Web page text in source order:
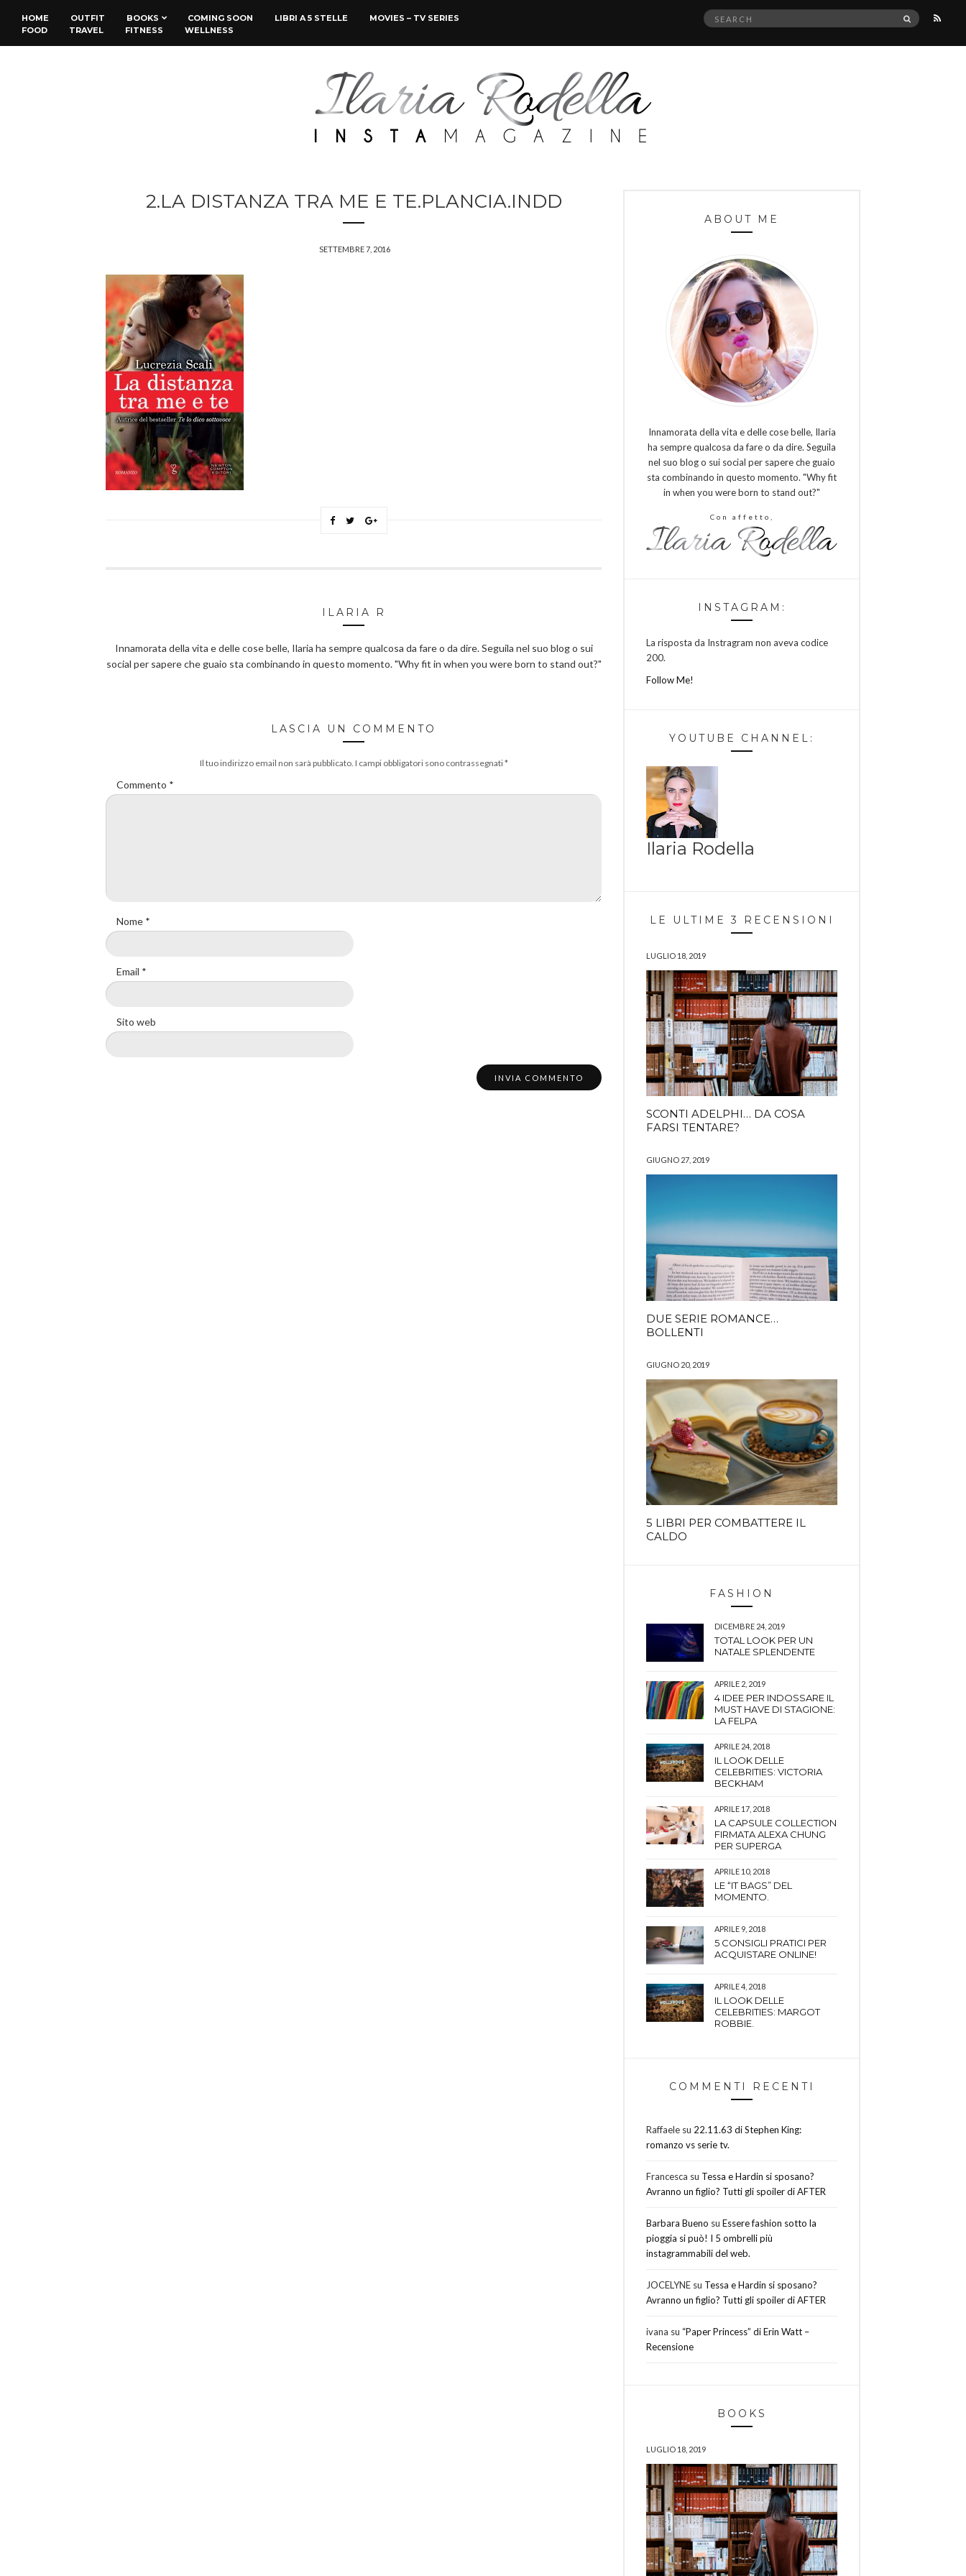
HOME OUTFIT BOOKS COMING SOON LIBRI A 5 STELLE
MOVIES – TV SERIES
FOOD
TRAVEL FITNESS WELLNESS
Search
SEARCH
2.LA DISTANZA TRA ME E TE.PLANCIA.INDD
SETTEMBRE 7, 2016
ILARIA R
Innamorata della vita e delle cose belle, Ilaria ha sempre qualcosa da fare o da dire. Seguila nel suo blog o sui
social per sapere che guaio sta combinando in questo momento. "Why fit in when you were born to stand out?"
LASCIA UN COMMENTO
Il tuo indirizzo email non sarà pubblicato. I campi obbligatori sono contrassegnati*
Commento *
Nome *
Email *
Sito web
ABOUT ME
Innamorata della vita e delle cose belle, Ilaria
ha sempre qualcosa da fare o da dire. Seguila
nel suo blog o sui social per sapere che guaio
sta combinando in questo momento. "Why fit
in when you were born to stand out?"
Con affetto,
INSTAGRAM:
La risposta da Instragram non aveva codice
200.
Follow Me!
YOUTUBE CHANNEL:
Ilaria Rodella
LE ULTIME 3 RECENSIONI
LUGLIO 18, 2019
SCONTI ADELPHI… DA COSA
FARSI TENTARE?
GIUGNO 27, 2019
DUE SERIE ROMANCE…
BOLLENTI
GIUGNO 20, 2019
5 LIBRI PER COMBATTERE IL
CALDO
FASHION
DICEMBRE 24, 2019
TOTAL LOOK PER UN
NATALE SPLENDENTE
APRILE 2, 2019
4 IDEE PER INDOSSARE IL
MUST HAVE DI STAGIONE:
LA FELPA
APRILE 24, 2018
IL LOOK DELLE
CELEBRITIES: VICTORIA
BECKHAM
APRILE 17, 2018
LA CAPSULE COLLECTION
FIRMATA ALEXA CHUNG
PER SUPERGA
APRILE 10, 2018
LE “IT BAGS” DEL
MOMENTO.
APRILE 9, 2018
5 CONSIGLI PRATICI PER
ACQUISTARE ONLINE!
APRILE 4, 2018
IL LOOK DELLE
CELEBRITIES: MARGOT
ROBBIE.
COMMENTI RECENTI
Raffaele su 22.11.63 di Stephen King:
romanzo vs serie tv.
Francesca su Tessa e Hardin si sposano?
Avranno un figlio? Tutti gli spoiler di AFTER
Barbara Bueno su Essere fashion sotto la
pioggia si può! I 5 ombrelli più
instagrammabili del web.
JOCELYNE su Tessa e Hardin si sposano?
Avranno un figlio? Tutti gli spoiler di AFTER
ivana su “Paper Princess” di Erin Watt –
Recensione
BOOKS
LUGLIO 18, 2019